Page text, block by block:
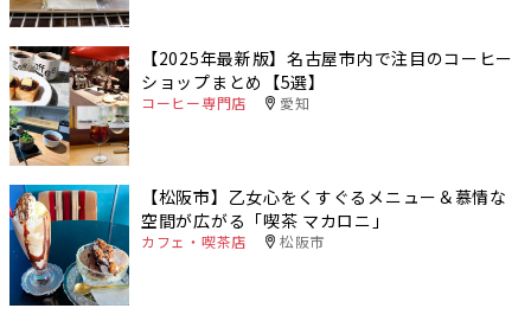
【2025年最新版】名古屋市内で注目のコーヒー
ショップまとめ【5選】
コーヒー専門店 愛知
【松阪市】乙女心をくすぐるメニュー＆慕情な
空間が広がる「喫茶 マカロニ」
カフェ・喫茶店 松阪市